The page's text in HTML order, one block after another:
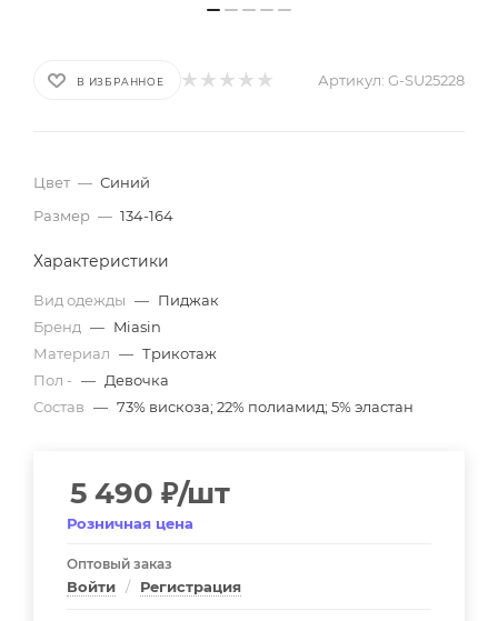
В ИЗБРАННОЕ Артикул: G-SU25228
Цвет — Синий
Размер — 134-164
Характеристики
Вид одежды — Пиджак
Бренд — Miasin
Материал — Трикотаж
Пол - — Девочка
Состав — 73% вискоза; 22% полиамид; 5% эластан
5 490 ₽/шт
Розничная цена
Оптовый заказ
Войти / Регистрация